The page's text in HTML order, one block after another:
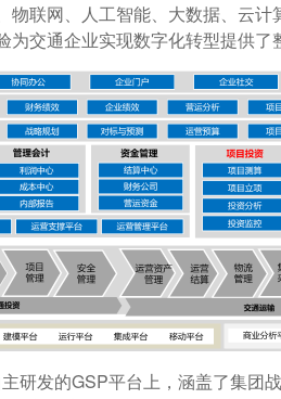
联网、人工智能、大数据、云计
交通企业实现数字化转型提供了
发的GSP平台上，涵盖了集团